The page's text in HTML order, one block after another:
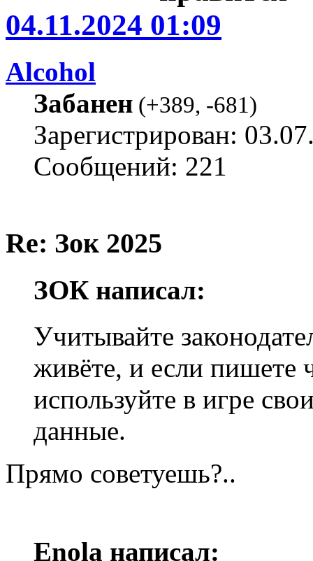
04.11.2024 01:09
Alcohol
Забанен (+389, -681)
Зарегистрирован:
Сообщений: 221
Re: Зок 2025
ЗОК написал:
Учитывайте
живёте, и если пишете
используйте в игре
данные.
Прямо советуешь?..
Enola написал: